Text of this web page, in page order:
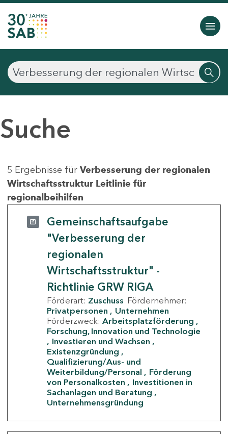
Suche
5 Ergebnisse für Verbesserung der regionalen
Wirtschaftsstruktur Leitlinie für
regionalbeihilfen
Gemeinschaftsaufgabe
"Verbesserung der
regionalen
Wirtschaftsstruktur" -
Richtlinie GRW RIGA
Förderart: Zuschuss Fördernehmer:
Privatpersonen
Unternehmen
Förderzweck: Arbeitsplatzförderung
Forschung, Innovation und Technologie
Investieren und Wachsen
Existenzgründung
Qualifizierung/Aus- und
Weiterbildung/Personal
Förderung
von Personalkosten
Investitionen in
Sachanlagen und Beratung
Unternehmensgründung